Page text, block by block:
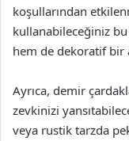
koşullarından
kullanabileceğiniz
hem de dekoratif bir
Ayrıca, demir
zevkinizi
veya rustik tarzda